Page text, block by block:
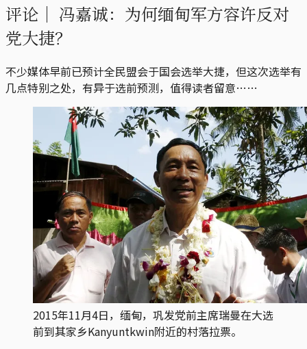
评论｜ 冯嘉诚：为何缅甸军方容许反对
党大捷？
不少媒体早前已预计全民盟会于国会选举大捷，但这次选举有
几点特别之处，有异于选前预测，值得读者留意……
2015年11月4日，缅甸，巩发党前主席瑞曼在大选
前到其家乡Kanyuntkwin附近的村落拉票。